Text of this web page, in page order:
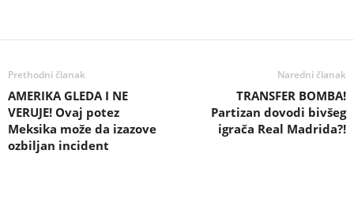
Prethodni članak
AMERIKA GLEDA I NE
VERUJE! Ovaj potez
Meksika može da izazove
ozbiljan incident
Naredni članak
TRANSFER BOMBA!
Partizan dovodi bivšeg
igrača Real Madrida?!